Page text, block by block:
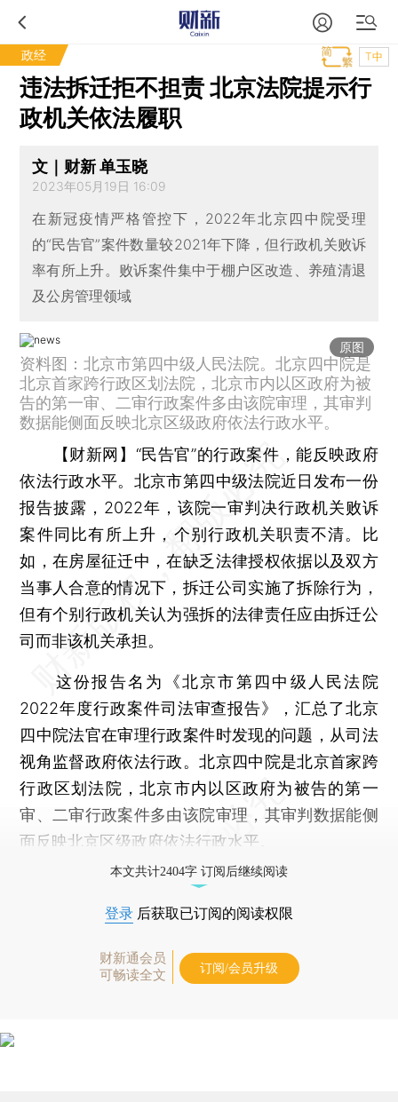
政经 T中
违法拆迁拒不担责 北京法院提示行
政机关依法履职
文｜财新 单玉晓
2023年05月19日 16:09
在新冠疫情严格管控下，2022年北京四中院受理
的“民告官”案件数量较2021年下降，但行政机关败诉
率有所上升。败诉案件集中于棚户区改造、养殖清退
及公房管理领域
原图
资料图：北京市第四中级人民法院。北京四中院是
北京首家跨行政区划法院，北京市内以区政府为被
告的第一审、二审行政案件多由该院审理，其审判
数据能侧面反映北京区级政府依法行政水平。
【财新网】 “民告官”的行政案件，能反映政府
依法行政水平。北京市第四中级法院近日发布一份
报告披露，2022年，该院一审判决行政机关败诉
案件同比有所上升，个别行政机关职责不清。比
如，在房屋征迁中，在缺乏法律授权依据以及双方
当事人合意的情况下，拆迁公司实施了拆除行为，
但有个别行政机关认为强拆的法律责任应由拆迁公
司而非该机关承担。
这份报告名为《北京市第四中级人民法院
2022年度行政案件司法审查报告》，汇总了北京
四中院法官在审理行政案件时发现的问题，从司法
视角监督政府依法行政。北京四中院是北京首家跨
行政区划法院，北京市内以区政府为被告的第一
审、二审行政案件多由该院审理，其审判数据能侧
面反映北京区级政府依法行政水平。
本文共计2404字 订阅后继续阅读
登录 后获取已订阅的阅读权限
财新通会员
可畅读全文
订阅/会员升级